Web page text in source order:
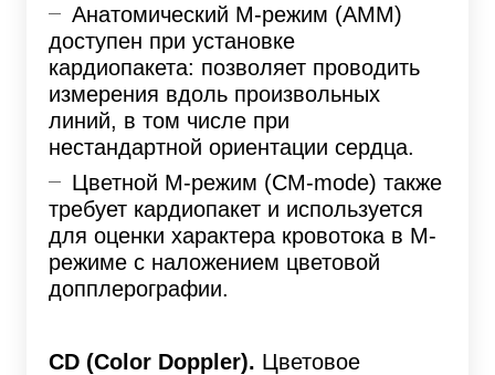
Анатомический М-режим (AMM)
доступен при установке
кардиопакета: позволяет проводить
измерения вдоль произвольных
линий, в том числе при
нестандартной ориентации сердца.
Цветной М-режим (CM-mode) также
требует кардиопакет и используется
для оценки характера кровотока в М-
режиме с наложением цветовой
допплерографии.
CD (Color Doppler). Цветовое